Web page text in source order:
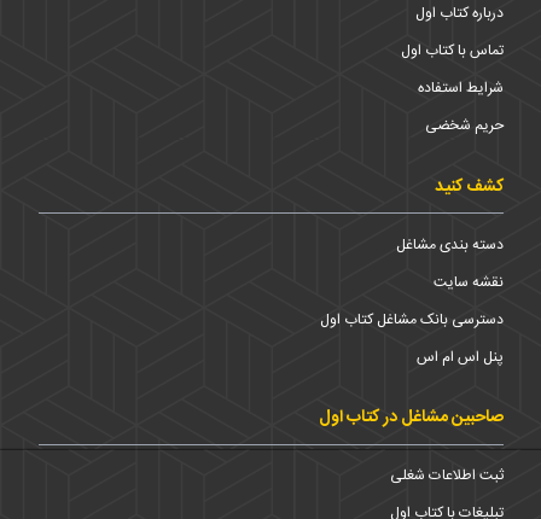
درباره کتاب اول
تماس با کتاب اول
شرایط استفاده
حریم شخضی
کشف کنید
دسته بندی مشاغل
نقشه سایت
دسترسی بانک مشاغل کتاب اول
پنل اس ام اس
صاحبین مشاغل در کتاب اول
ثبت اطلاعات شغلی
تبلیغات با کتاب اول